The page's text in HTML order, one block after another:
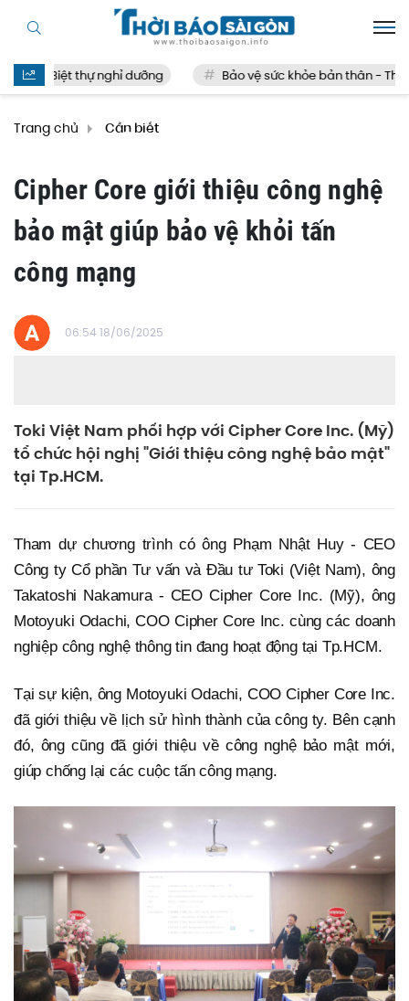
Biệt thự nghỉ dưỡng Bảo vệ sức khỏe bản thân - Thế
Trang chủ Cần biết
Cipher Core giới thiệu công nghệ
bảo mật giúp bảo vệ khỏi tấn
công mạng
06:54 18/06/2025
Toki Việt Nam phối hợp với Cipher Core Inc. (Mỹ)
tổ chức hội nghị "Giới thiệu công nghệ bảo mật"
tại Tp.HCM.
Tham dự chương trình có ông Phạm Nhật Huy - CEO
Công ty Cổ phần Tư vấn và Đầu tư Toki (Việt Nam), ông
Takatoshi Nakamura - CEO Cipher Core Inc. (Mỹ), ông
Motoyuki Odachi, COO Cipher Core Inc. cùng các doanh
nghiệp công nghệ thông tin đang hoạt động tại Tp.HCM.
Tại sự kiện, ông Motoyuki Odachi, COO Cipher Core Inc.
đã giới thiệu về lịch sử hình thành của công ty. Bên cạnh
đó, ông cũng đã giới thiệu về công nghệ bảo mật mới,
giúp chống lại các cuộc tấn công mạng.